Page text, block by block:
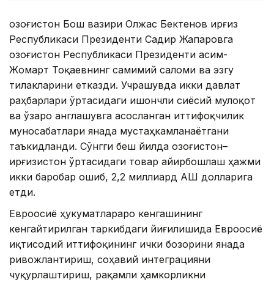
Қозоғистон Бош вазири Олжас Бектенов Қирғиз
Республикаси Президенти Садир Жапаровга
Қозоғистон Республикаси Президенти Қасим-
Жомарт Тоқаевнинг самимий саломи ва эзгу
тилакларини етказди. Учрашувда икки давлат
раҳбарлари ўртасидаги ишончли сиёсий мулоқот
ва ўзаро англашувга асосланган иттифоқчилик
муносабатлари янада мустаҳкамланаётгани
таъкидланди. Сўнгги беш йилда Қозоғистон–
Қирғизистон ўртасидаги товар айирбошлаш ҳажми
икки баробар ошиб, 2,2 миллиард АҚШ долларига
етди.
Евроосиё ҳукуматлараро кенгашининг
кенгайтирилган таркибдаги йиғилишида Евроосиё
иқтисодий иттифоқининг ички бозорини янада
ривожлантириш, соҳавий интеграцияни
чуқурлаштириш, рақамли ҳамкорликни